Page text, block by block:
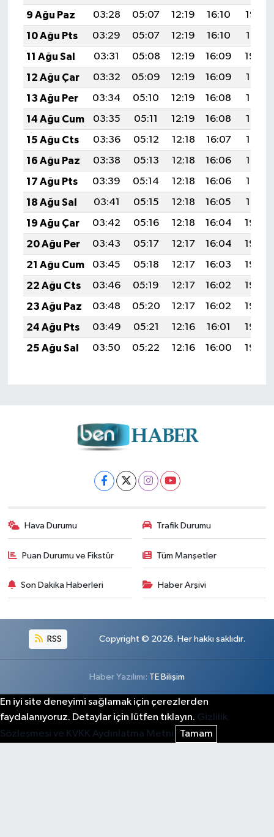
9 Ağu Paz
03:28 05:07 12:19 16:10
19:22
10 Ağu Pts
03:29 05:07 12:19 16:10
19:21
11 Ağu Sal
03:31 05:08 12:19 16:09
19:20
12 Ağu Çar
03:32 05:09 12:19 16:09
19:19
13 Ağu Per
03:34 05:10 12:19 16:08
19:17
14 Ağu Cum
03:35 05:11 12:19 16:08
19:16
15 Ağu Cts
03:36 05:12 12:18 16:07
19:15
16 Ağu Paz
03:38 05:13 12:18 16:06
19:13
17 Ağu Pts
03:39 05:14 12:18 16:06
19:12
18 Ağu Sal
03:41 05:15 12:18 16:05
19:10
19 Ağu Çar
03:42 05:16 12:18 16:04
19:09
20 Ağu Per
03:43 05:17 12:17 16:04
19:08
21 Ağu Cum
03:45 05:18 12:17 16:03
19:06
22 Ağu Cts
03:46 05:19 12:17 16:02
19:05
23 Ağu Paz
03:48 05:20 12:17 16:02
19:03
24 Ağu Pts
03:49 05:21 12:16 16:01
19:02
25 Ağu Sal
03:50 05:22 12:16 16:00 19:00
Hava Durumu Trafik Durumu
Puan Durumu ve Fikstür Tüm Manşetler
Son Dakika Haberleri Haber Arşivi
RSS Copyright © 2026. Her hakkı saklıdır.
Haber Yazılımı: TE Bilişim
En iyi site deneyimi sağlamak için çerezlerden
faydalanıyoruz. Detaylar için lütfen tıklayın. Gizlilik
Sözleşmesi ve KVKK Aydınlatma Metni
Tamam